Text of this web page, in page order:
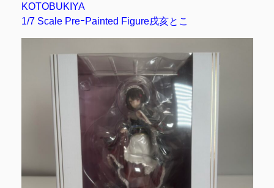
KOTOBUKIYA
1/7 Scale PreｰPainted Figure戌亥とこ